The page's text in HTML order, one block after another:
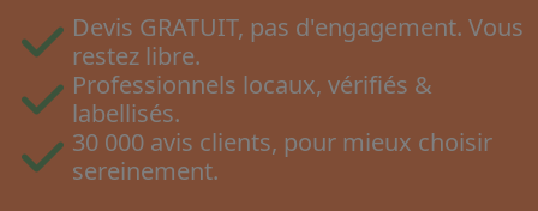
Devis GRATUIT, pas d'engagement. Vous
restez libre.
Professionnels locaux, vérifiés &
labellisés.
30 000 avis clients, pour mieux choisir
sereinement.